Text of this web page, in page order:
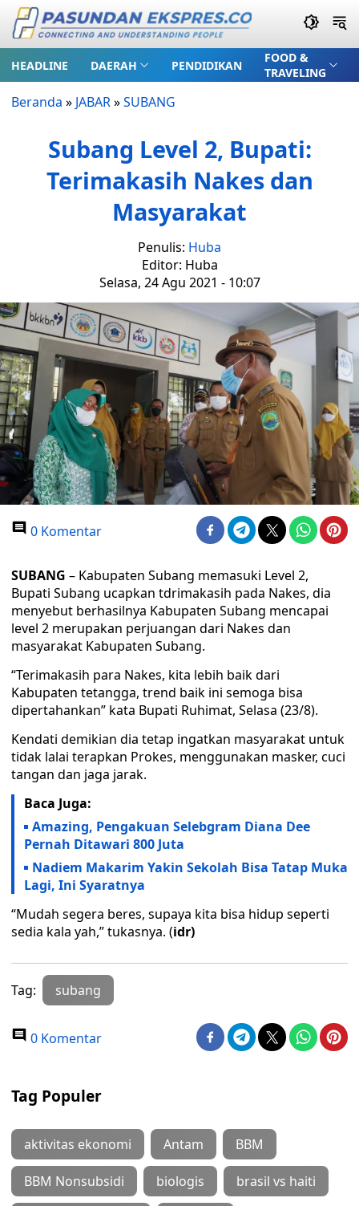
HEADLINE DAERAH PENDIDIKAN
FOOD &
TRAVELING
Beranda » JABAR»SUBANG
Subang Level 2, Bupati:
Terimakasih Nakes dan
Masyarakat
Penulis: Huba
Editor: Huba
Selasa, 24 Agu 2021 - 10:07
0 Komentar
SUBANG – Kabupaten Subang memasuki Level 2,
Bupati Subang ucapkan tdrimakasih pada Nakes, dia
menyebut berhasilnya Kabupaten Subang mencapai
level 2 merupakan perjuangan dari Nakes dan
masyarakat Kabupaten Subang.
“Terimakasih para Nakes, kita lebih baik dari
Kabupaten tetangga, trend baik ini semoga bisa
dipertahankan” kata Bupati Ruhimat, Selasa (23/8).
Kendati demikian dia tetap ingatkan masyarakat untuk
tidak lalai terapkan Prokes, menggunakan masker, cuci
tangan dan jaga jarak.
Baca Juga:
Amazing, Pengakuan Selebgram Diana Dee
Pernah Ditawari 800 Juta
Nadiem Makarim Yakin Sekolah Bisa Tatap Muka
Lagi, Ini Syaratnya
“Mudah segera beres, supaya kita bisa hidup seperti
sedia kala yah,” tukasnya. (idr)
Tag: subang
0 Komentar
Tag Populer
aktivitas ekonomi Antam BBM
BBM Nonsubsidi biologis brasil vs haiti